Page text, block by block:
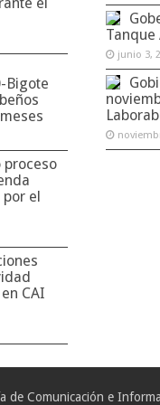
Bigote
proceso
el
CAI
Tanque
junio 3,
Comunicación e